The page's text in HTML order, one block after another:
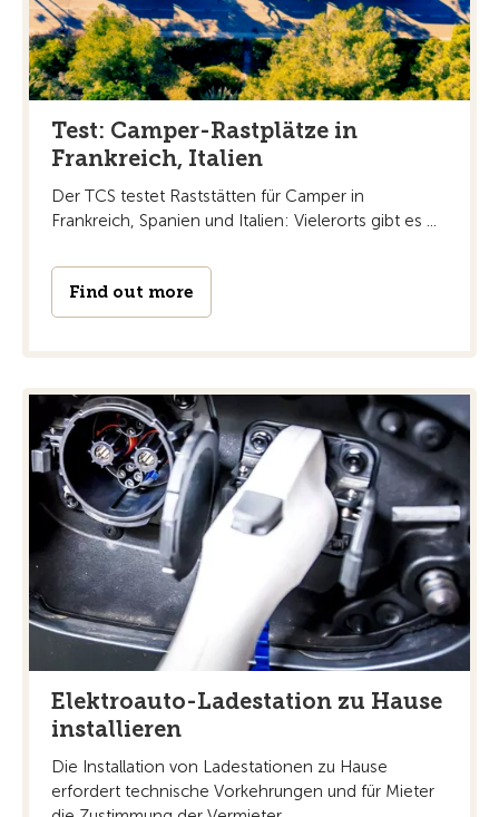
Test: Camper-Rastplätze in
Frankreich, Italien
Der TCS testet Raststätten für Camper in
Frankreich, Spanien und Italien: Vielerorts gibt es ...
Find out more
Elektroauto-Ladestation zu Hause
installieren
Die Installation von Ladestationen zu Hause
erfordert technische Vorkehrungen und für Mieter